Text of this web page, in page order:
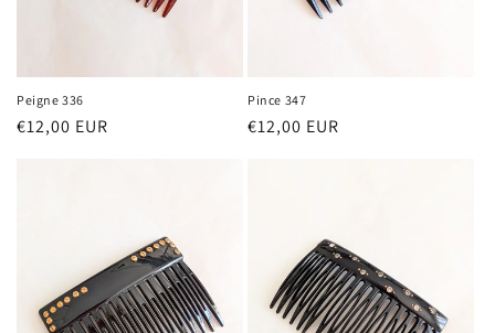
Peigne 336
Prix
€12,00 EUR
Pince 347
Prix
€12,00 EUR